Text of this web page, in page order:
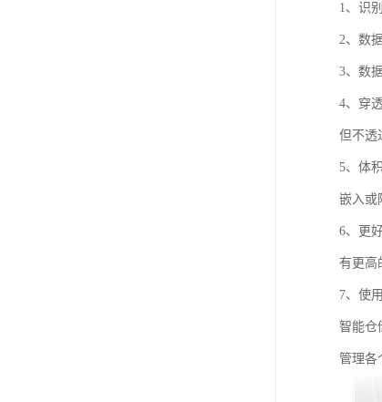
1、识
2、数
3、数
4、穿
但不透
5、体
嵌入或
6、更
有更高
7、使
智能仓
管理各